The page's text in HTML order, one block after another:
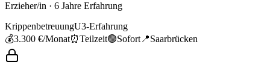
Erzieher/in · 6 Jahre Erfahrung
KrippenbetreuungU3-Erfahrung
💰3.300 €/Monat⏰Teilzeit🟢Sofort 📍Saarbrücken